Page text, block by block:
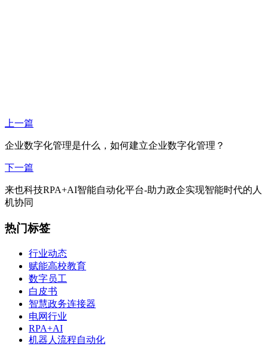
上一篇
企业数字化管理是什么，如何建立企业数字化管理？
下一篇
来也科技RPA+AI智能自动化平台-助力政企实现智能时代的人
机协同
热门标签
行业动态
赋能高校教育
数字员工
白皮书
智慧政务连接器
电网行业
RPA+AI
机器人流程自动化